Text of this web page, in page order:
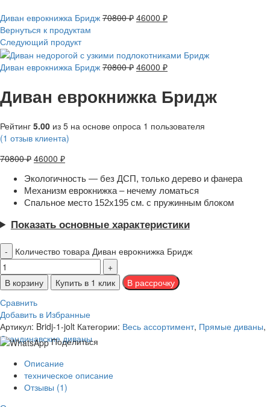
Диван еврокнижка Бридж 70800₽ 46000 ₽
Вернуться к продуктам
Следующий продукт
Диван еврокнижка Бридж 70800₽ 46000 ₽
Диван еврокнижка Бридж
Рейтинг 5.00 из 5 на основе опроса 1 пользователя
(1 отзыв клиента)
70800₽ 46000 ₽
Экологичность — без ДСП, только дерево и фанера
Механизм еврокнижка – нечему ломаться
Спальное место 152х195 см. с пружинным блоком
Показать основные характеристики
Количество товара Диван еврокнижка Бридж
В корзину
Купить в 1 клик
Сравнить
Добавить в Избранные
Артикул: Bridj-1-jolt Категории: Весь ассортимент, Прямые диваны,
Скандинавские диваны
Поделиться
Описание
техническое описание
Отзывы (1)